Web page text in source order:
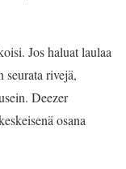
Jos haluat laulaa
seurata rivejä,
Deezer
osana